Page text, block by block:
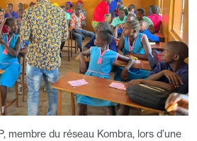
membre du réseau Kombra, lors d’une